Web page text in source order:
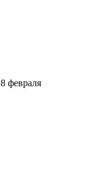
8 февраля